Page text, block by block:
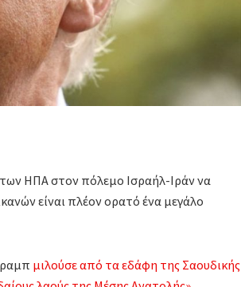
ΗΠΑ στον πόλεμο Ισραήλ-Ιράν να
είναι πλέον ορατό ένα μεγάλο
μιλούσε από τα εδάφη της Σαουδικής